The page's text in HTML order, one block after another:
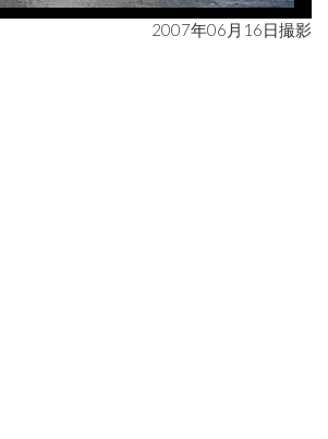
2007年06月16日撮影